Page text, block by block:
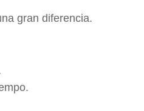
gran diferencia.